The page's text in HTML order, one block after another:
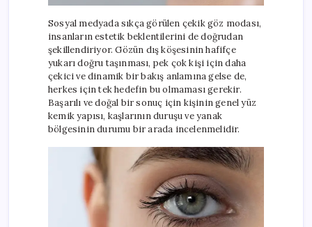
Sosyal medyada sıkça görülen çekik göz modası,
insanların estetik beklentilerini de doğrudan
şekillendiriyor. Gözün dış köşesinin hafifçe
yukarı doğru taşınması, pek çok kişi için daha
çekici ve dinamik bir bakış anlamına gelse de,
herkes için tek hedefin bu olmaması gerekir.
Başarılı ve doğal bir sonuç için kişinin genel yüz
kemik yapısı, kaşlarının duruşu ve yanak
bölgesinin durumu bir arada incelenmelidir.